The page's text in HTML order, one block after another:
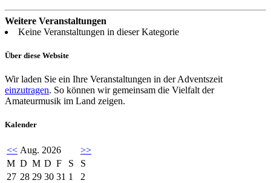
Weitere Veranstaltungen
Keine Veranstaltungen in dieser Kategorie
Über diese Website
Wir laden Sie ein Ihre Veranstaltungen in der Adventszeit
einzutragen. So können wir gemeinsam die Vielfalt der
Amateurmusik im Land zeigen.
Kalender
<< Aug. 2026
>>
M D M D F S
S
27 28 29 30 31 1
2